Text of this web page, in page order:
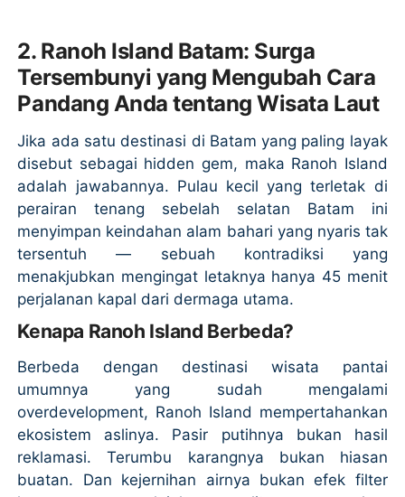
2. Ranoh Island Batam: Surga
Tersembunyi yang Mengubah Cara
Pandang Anda tentang Wisata Laut
Jika ada satu destinasi di Batam yang paling layak
disebut sebagai hidden gem, maka Ranoh Island
adalah jawabannya. Pulau kecil yang terletak di
perairan tenang sebelah selatan Batam ini
menyimpan keindahan alam bahari yang nyaris tak
tersentuh — sebuah kontradiksi yang
menakjubkan mengingat letaknya hanya 45 menit
perjalanan kapal dari dermaga utama.
Kenapa Ranoh Island Berbeda?
Berbeda dengan destinasi wisata pantai
umumnya yang sudah mengalami
overdevelopment, Ranoh Island mempertahankan
ekosistem aslinya. Pasir putihnya bukan hasil
reklamasi. Terumbu karangnya bukan hiasan
buatan. Dan kejernihan airnya bukan efek filter